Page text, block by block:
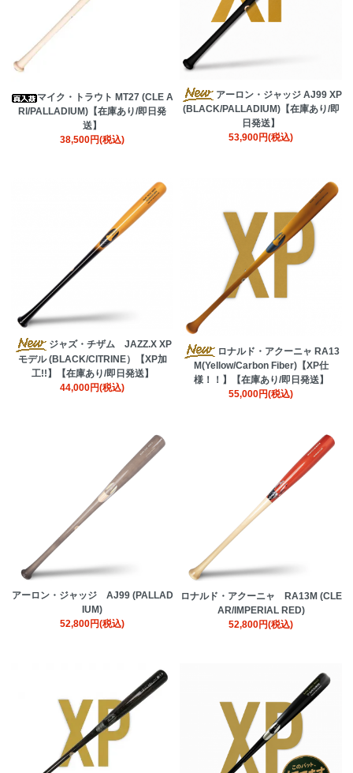
マイク・トラウト MT27 (CLE A
Rl/PALLADIUM)【在庫あり/即日発
送】
38,500円(税込)
アーロン・ジャッジ AJ99 XP
(BLACK/PALLADIUM)【在庫あり/即
日発送】
53,900円(税込)
ジャズ・チザム JAZZ.X XP
モデル (BLACK/CITRINE）【XP加
工!!】【在庫あり/即日発送】
44,000円(税込)
ロナルド・アクーニャ RA13
M(Yellow/Carbon Fiber)【XP仕
様！！】【在庫あり/即日発送】
55,000円(税込)
アーロン・ジャッジ AJ99 (PALLAD
IUM)
52,800円(税込)
ロナルド・アクーニャ RA13M (CLE
AR/IMPERIAL RED)
52,800円(税込)